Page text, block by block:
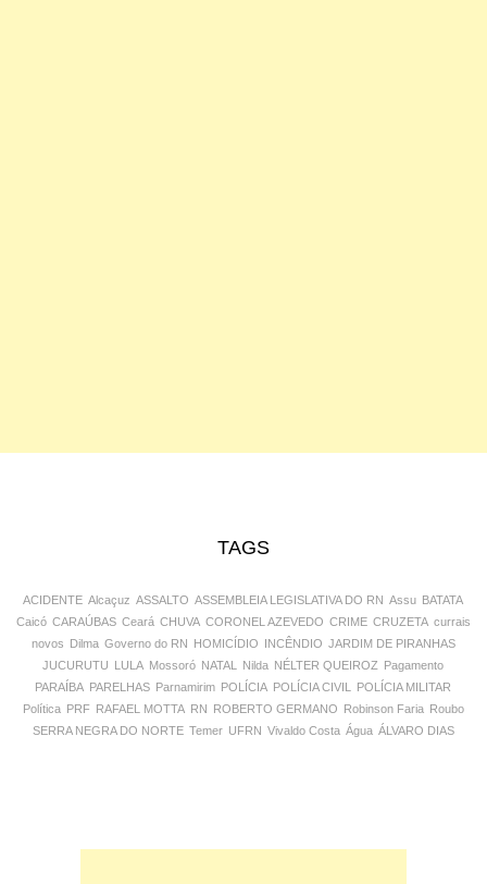
TAGS
ACIDENTE Alcaçuz ASSALTO ASSEMBLEIA LEGISLATIVA DO RN Assu BATATA
Caicó CARAÚBAS Ceará CHUVA CORONEL AZEVEDO CRIME CRUZETA currais
novos
Dilma Governo do RN HOMICÍDIO INCÊNDIO JARDIM DE PIRANHAS
JUCURUTU
LULA Mossoró NATAL Nilda NÉLTER QUEIROZ
Pagamento
PARAÍBA PARELHAS Parnamirim POLÍCIA POLÍCIA CIVIL
POLÍCIA MILITAR
Política
PRF RAFAEL MOTTA RN ROBERTO GERMANO Robinson Faria
Roubo
SERRA NEGRA DO NORTE Temer UFRN Vivaldo Costa Água ÁLVARO DIAS